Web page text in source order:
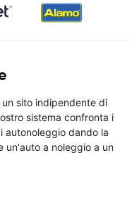
sito indipendente di
sistema confronta i
autonoleggio dando la
un'auto a noleggio a un